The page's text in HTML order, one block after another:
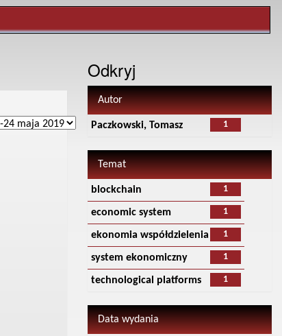
Odkryj
Autor
1
Paczkowski, Tomasz
Temat
1
blockchain
1
economic system
1
ekonomia współdzielenia
1
system ekonomiczny
1
technological platforms
Data wydania